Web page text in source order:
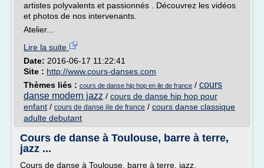
artistes polyvalents et passionnés . Découvrez les vidéos
et photos de nos intervenants.
Atelier...
Lire la suite
Date: 2016-06-17 11:22:41
Site : http://www.cours-danses.com
Thèmes liés : cours de danse hip hop en ile de france / cours
danse modern jazz / cours de danse hip hop pour
enfant / cours de danse ile de france / cours danse classique
adulte debutant
Cours de danse à Toulouse, barre à terre,
jazz ...
Cours de danse à Toulouse, barre à terre, jazz,